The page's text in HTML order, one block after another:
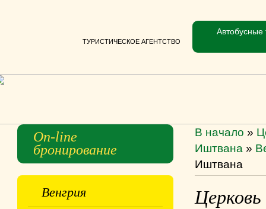
ТУРИСТИЧЕСКОЕ АГЕНТСТВО
Автобусные
В начало »
Иштвана »
Иштвана
On-line
бронирование
Венгрия